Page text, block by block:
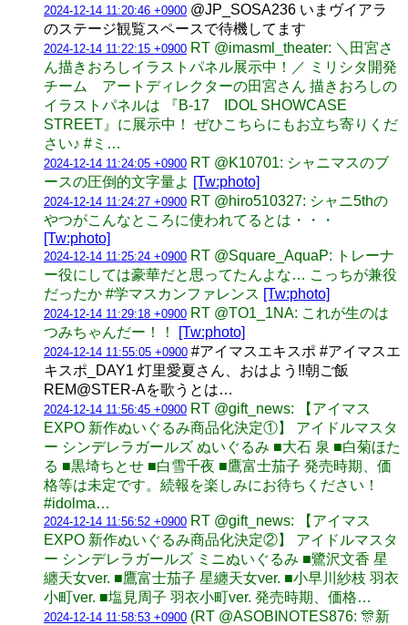
2024-12-14 11:20:46 +0900 @JP_SOSA236 いまヴイアラ
のステージ観覧スペースで待機してます
2024-12-14 11:22:15 +0900 RT @imasml_theater: ＼田宮さ
ん描きおろしイラストパネル展示中！／ ミリシタ開発
チーム アートディレクターの田宮さん 描きおろしの
イラストパネルは 『B-17 IDOL SHOWCASE
STREET』に展示中！ ぜひこちらにもお立ち寄りくだ
さい♪ #ミ…
2024-12-14 11:24:05 +0900 RT @K10701: シャニマスのブ
ースの圧倒的文字量よ [Tw:photo]
2024-12-14 11:24:27 +0900 RT @hiro510327: シャニ5thの
やつがこんなところに使われてるとは・・・
[Tw:photo]
2024-12-14 11:25:24 +0900 RT @Square_AquaP: トレーナ
ー役にしては豪華だと思ってたんよな… こっちが兼役
だったか #学マスカンファレンス [Tw:photo]
2024-12-14 11:29:18 +0900 RT @TO1_1NA: これが生のは
つみちゃんだー！！
[Tw:photo]
2024-12-14 11:55:05 +0900 #アイマスエキスポ #アイマスエ
キスポ_DAY1 灯里愛夏さん、おはよう!!朝ご飯
REM@STER-Aを歌うとは…
2024-12-14 11:56:45 +0900 RT @gift_news: 【アイマス
EXPO 新作ぬいぐるみ商品化決定①】 アイドルマスタ
ー シンデレラガールズ ぬいぐるみ ■大石 泉 ■白菊ほた
る ■黒埼ちとせ ■白雪千夜 ■鷹富士茄子 発売時期、価
格等は未定です。続報を楽しみにお待ちください！
#idolma…
2024-12-14 11:56:52 +0900 RT @gift_news: 【アイマス
EXPO 新作ぬいぐるみ商品化決定②】 アイドルマスタ
ー シンデレラガールズ ミニぬいぐるみ ■鷺沢文香 星
纏天女ver. ■鷹富士茄子 星纏天女ver. ■小早川紗枝 羽衣
小町ver. ■塩見周子 羽衣小町ver. 発売時期、価格…
2024-12-14 11:58:53 +0900 (RT @ASOBINOTES876: 🎊新